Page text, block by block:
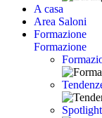
A casa
Area Saloni
Formazione
Formazione